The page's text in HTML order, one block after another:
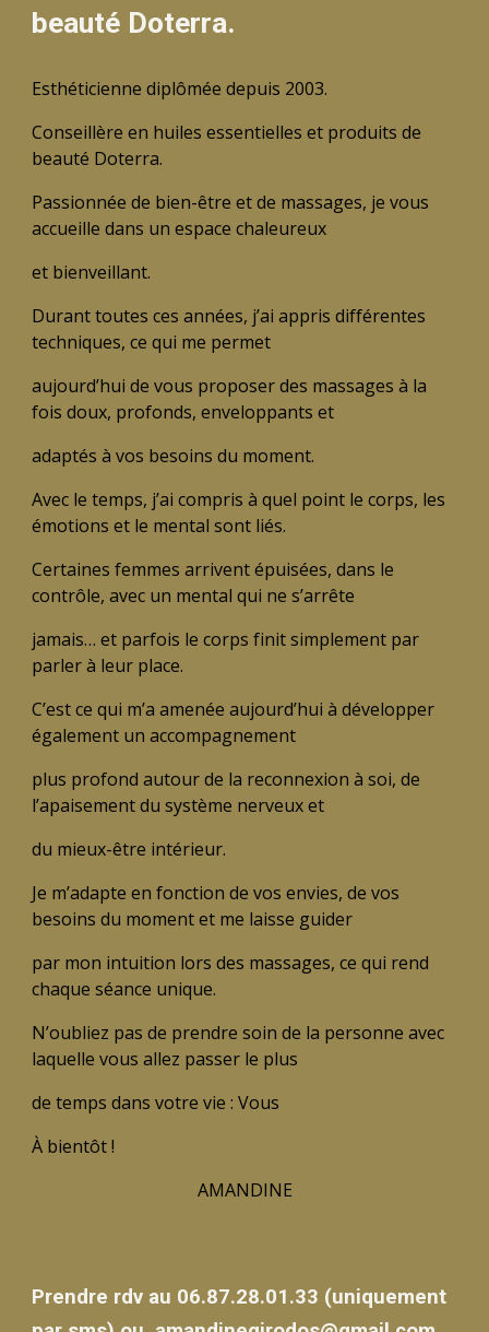
beauté Doterra.
Esthéticienne diplômée depuis 2003.
Conseillère en huiles essentielles et produits de
beauté Doterra.
Passionnée de bien-être et de massages, je vous
accueille dans un espace chaleureux
et bienveillant.
Durant toutes ces années, j’ai appris différentes
techniques, ce qui me permet
aujourd’hui de vous proposer des massages à la
fois doux, profonds, enveloppants et
adaptés à vos besoins du moment.
Avec le temps, j’ai compris à quel point le corps, les
émotions et le mental sont liés.
Certaines femmes arrivent épuisées, dans le
contrôle, avec un mental qui ne s’arrête
jamais… et parfois le corps finit simplement par
parler à leur place.
C’est ce qui m’a amenée aujourd’hui à développer
également un accompagnement
plus profond autour de la reconnexion à soi, de
l’apaisement du système nerveux et
du mieux-être intérieur.
Je m’adapte en fonction de vos envies, de vos
besoins du moment et me laisse guider
par mon intuition lors des massages, ce qui rend
chaque séance unique.
N’oubliez pas de prendre soin de la personne avec
laquelle vous allez passer le plus
de temps dans votre vie : Vous
À bientôt !
AMANDINE
Prendre rdv au 06.87.28.01.33 (uniquement